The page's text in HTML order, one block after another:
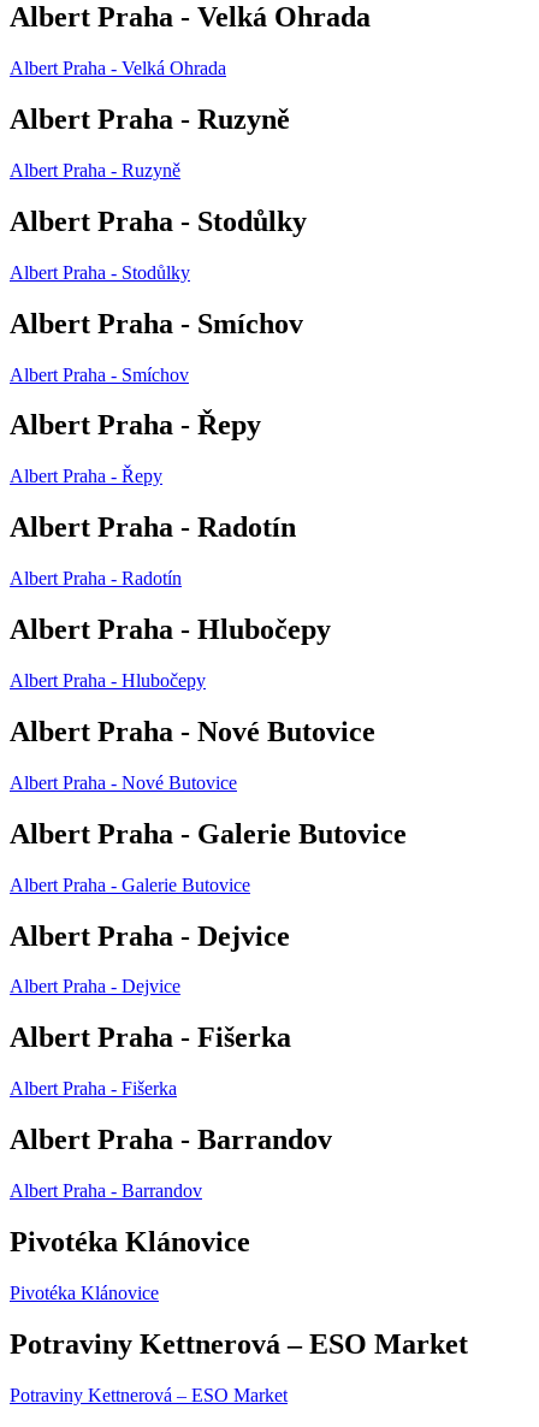
Albert Praha - Velká Ohrada
Albert Praha - Velká Ohrada
Albert Praha - Ruzyně
Albert Praha - Ruzyně
Albert Praha - Stodůlky
Albert Praha - Stodůlky
Albert Praha - Smíchov
Albert Praha - Smíchov
Albert Praha - Řepy
Albert Praha - Řepy
Albert Praha - Radotín
Albert Praha - Radotín
Albert Praha - Hlubočepy
Albert Praha - Hlubočepy
Albert Praha - Nové Butovice
Albert Praha - Nové Butovice
Albert Praha - Galerie Butovice
Albert Praha - Galerie Butovice
Albert Praha - Dejvice
Albert Praha - Dejvice
Albert Praha - Fišerka
Albert Praha - Fišerka
Albert Praha - Barrandov
Albert Praha - Barrandov
Pivotéka Klánovice
Pivotéka Klánovice
Potraviny Kettnerová – ESO Market
Potraviny Kettnerová – ESO Market